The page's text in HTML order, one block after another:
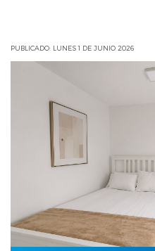
PUBLICADO: LUNES 1 DE JUNIO 2026